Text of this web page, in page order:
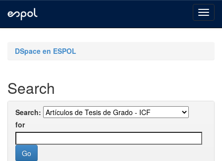
navigationDSpace en ESPOL
Search
Search:
for